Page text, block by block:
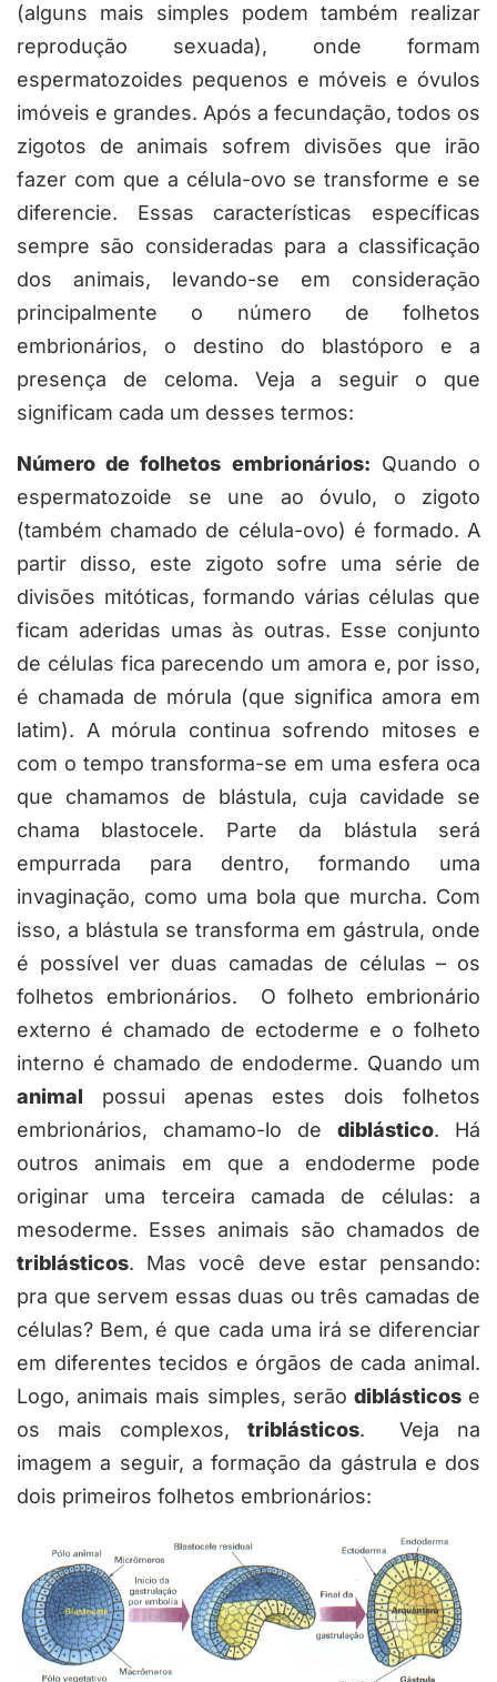
(alguns mais simples podem também realizar
reprodução sexuada), onde formam
espermatozoides pequenos e móveis e óvulos
imóveis e grandes. Após a fecundação, todos os
zigotos de animais sofrem divisões que irão
fazer com que a célula-ovo se transforme e se
diferencie. Essas características específicas
sempre são consideradas para a classificação
dos animais, levando-se em consideração
principalmente o número de folhetos
embrionários, o destino do blastóporo e a
presença de celoma. Veja a seguir o que
significam cada um desses termos:
Número de folhetos embrionários: Quando o
espermatozoide se une ao óvulo, o zigoto
(também chamado de célula-ovo) é formado. A
partir disso, este zigoto sofre uma série de
divisões mitóticas, formando várias células que
ficam aderidas umas às outras. Esse conjunto
de células fica parecendo um amora e, por isso,
é chamada de mórula (que significa amora em
latim). A mórula continua sofrendo mitoses e
com o tempo transforma-se em uma esfera oca
que chamamos de blástula, cuja cavidade se
chama blastocele. Parte da blástula será
empurrada para dentro, formando uma
invaginação, como uma bola que murcha. Com
isso, a blástula se transforma em gástrula, onde
é possível ver duas camadas de células – os
folhetos embrionários. O folheto embrionário
externo é chamado de ectoderme e o folheto
interno é chamado de endoderme. Quando um
animal possui apenas estes dois folhetos
embrionários, chamamo-lo de diblástico. Há
outros animais em que a endoderme pode
originar uma terceira camada de células: a
mesoderme. Esses animais são chamados de
triblásticos. Mas você deve estar pensando:
pra que servem essas duas ou três camadas de
células? Bem, é que cada uma irá se diferenciar
em diferentes tecidos e órgãos de cada animal.
Logo, animais mais simples, serão diblásticose
os mais complexos, triblásticos. Veja na
imagem a seguir, a formação da gástrula e dos
dois primeiros folhetos embrionários: